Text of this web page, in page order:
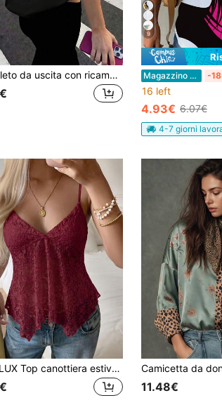
Completo da uscita con ricamo di ali d'angelo e paillettes, outfit estivo da spiaggia in stile Y2K per donne, maglietta casual a maniche corte e collo tondo nera per donna
9
Magazzino EU -
16 left
4.93€ 6.07€
4-7 giorni
SCARLUX Top canottiera estiva Y2K da donna in pizzo floreale, scollo a V, spalline sottili, orlo irregolare, top casual per outfit quotidiani e street style da ritorno a scuola
11.48€